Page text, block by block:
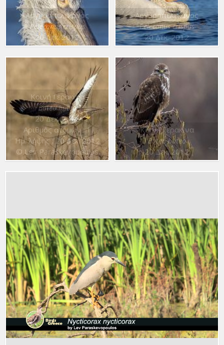
Αργυροπελεκάνος
Pelecanus crispus
20 Δεκ. 2012
Αργυροπελεκάνος
Pelecanus crispus
20 Δεκ. 2012
Κοινή Γερακίνα
Buteo buteo
20 Δεκ. 2012
Αριθμός ατόμων : 1
Ημ. λήψης : 20 Δεκ. 2012
© Lev Paraskevopoulos
Κοινή Γερακίνα
Buteo buteo
20 Δεκ. 2012